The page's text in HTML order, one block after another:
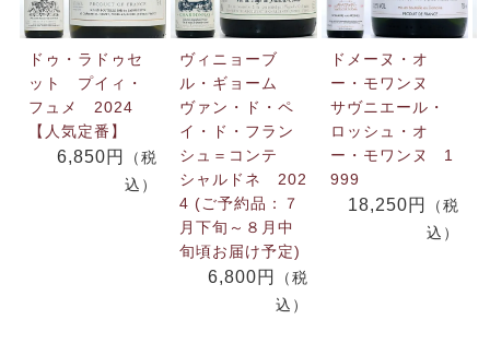
ドゥ・ラドゥセ
ット プイィ・
フュメ 2024
【人気定番】
6,850円
（税
込）
ヴィニョーブ
ル・ギョーム
ヴァン・ド・ペ
イ・ド・フラン
シュ＝コンテ
シャルドネ 202
4 (ご予約品：７
月下旬～８月中
旬頃お届け予定)
6,800円
（税
込）
ドメーヌ・オ
ー・モワンヌ
サヴニエール・
ロッシュ・オ
ー・モワンヌ 1
999
18,250円
（税
込）